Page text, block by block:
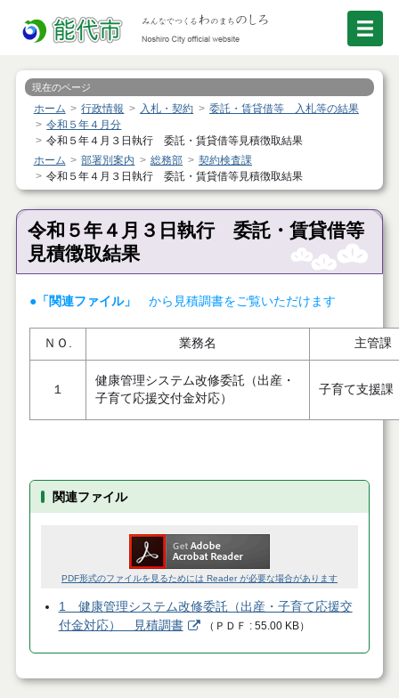
現在のページ
ホーム 行政情報 入札・契約
委託・賃貸借等 入札等の結果
令和５年４月分
令和５年４月３日執行 委託・賃貸借等見積徴取結果
ホーム
部署別案内 総務部
契約検査課
令和５年４月３日執行 委託・賃貸借等見積徴取結果
令和５年４月３日執行 委託・賃貸借等
見積徴取結果
●「関連ファイル」 から見積調書をご覧いただけます
ＮＯ. 業務名 主管課
１
健康管理システム改修委託（出産・
子育て応援交付金対応）
子育て支援課
関連ファイル
PDF形式のファイルを見るためには Reader が必要な場合があります
1 健康管理システム改修委託（出産・子育て応援交
付金対応） 見積調書
（ ＰＤＦ 55.00 KB）